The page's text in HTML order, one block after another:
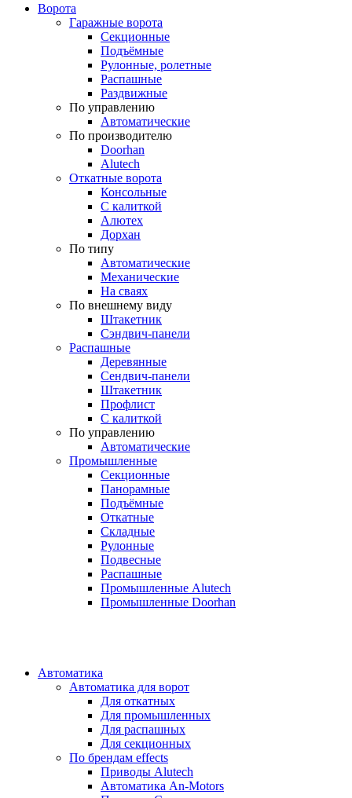
Ворота
Гаражные ворота
Секционные
Подъёмные
Рулонные, ролетные
Распашные
Раздвижные
По управлению
Автоматические
По производителю
Doorhan
Alutech
Откатные ворота
Консольные
С калиткой
Алютех
Дорхан
По типу
Автоматические
Механические
На сваях
По внешнему виду
Штакетник
Сэндвич-панели
Распашные
Деревянные
Сендвич-панели
Штакетник
Профлист
С калиткой
По управлению
Автоматические
Промышленные
Секционные
Панорамные
Подъёмные
Откатные
Складные
Рулонные
Подвесные
Распашные
Промышленные Alutech
Промышленные Doorhan
Автоматика
Автоматика для ворот
Для откатных
Для промышленных
Для распашных
Для секционных
По брендам effects
Приводы Alutech
Автоматика An-Motors